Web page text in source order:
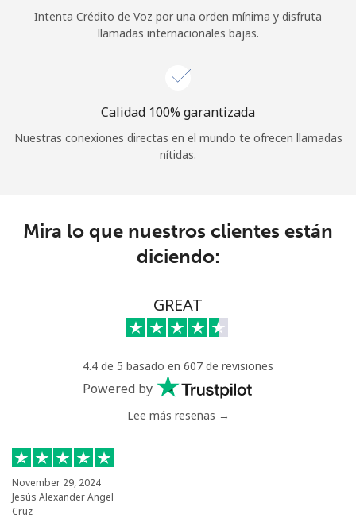
Continuar con
Intenta Crédito de Voz por una orden mínima y disfruta
llamadas internacionales bajas.
Calidad 100% garantizada
Nuestras conexiones directas en el mundo te ofrecen llamadas
nítidas.
Mira lo que nuestros clientes están
diciendo:
GREAT
4.4 de 5 basado en 607 de revisiones
Powered by
Lee más reseñas →
November 29, 2024
Jesús Alexander Angel
Cruz